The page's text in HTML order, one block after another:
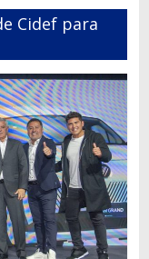
Cidef para